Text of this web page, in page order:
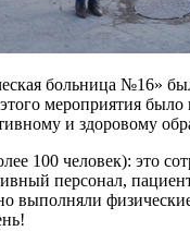
больница №16»
мероприятия было
и здоровому
100 человек): это
персонал,
выполняли